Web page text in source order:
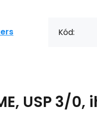
Kód:
USP 3/